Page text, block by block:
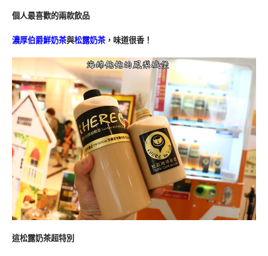
個人最喜歡的兩款飲品
濃厚伯爵鮮奶茶與松露奶茶，味道很香！
這松露奶茶超特別